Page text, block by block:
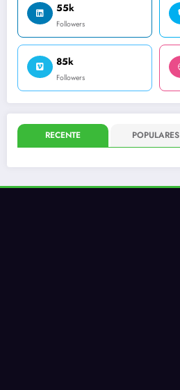
55k
Followers
85k
Followers
RECENTE POPULARES